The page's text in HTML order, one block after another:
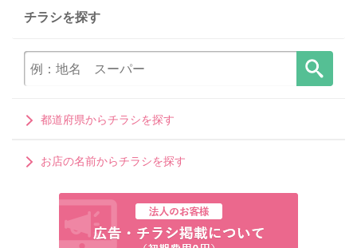
チラシを探す
都道府県からチラシを探す
お店の名前からチラシを探す